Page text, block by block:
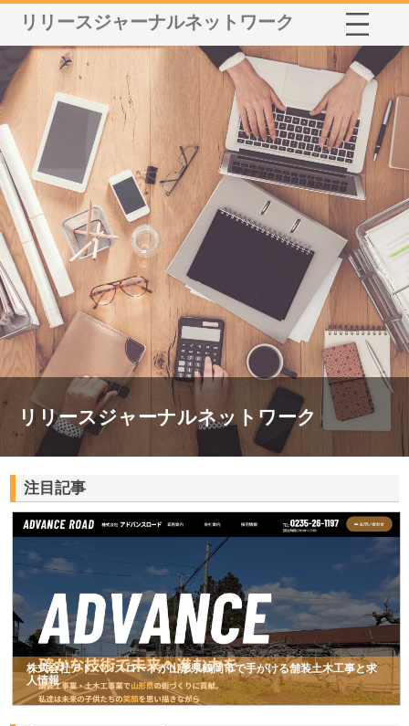
リリースジャーナルネットワーク
リリースジャーナルネットワーク
注目記事
株式会社アドバンスロードが山形県鶴岡市で手がける舗装土木工事と求
人情報